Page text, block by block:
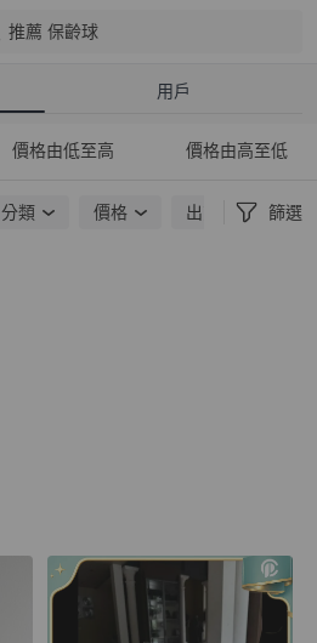
推薦 保齡球
用戶
價格由低至高 價格由高至低
分類 價格 出貨地點 篩選